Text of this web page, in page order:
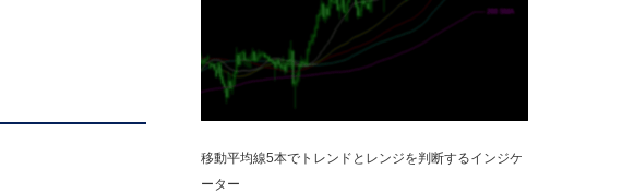
移動平均線5本でトレンドとレンジを判断するインジケ
ーター